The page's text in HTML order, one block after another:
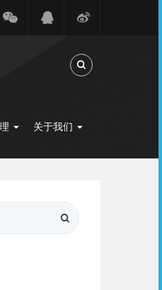
Toggle Search
关于我们